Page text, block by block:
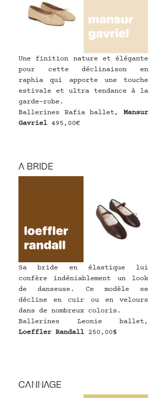
Une finition nature et élégante
pour cette déclinaison en
raphia qui apporte une touche
estivale et ultra tendance à la
garde-robe.
Ballerines Rafia ballet, Mansur
Gavriel 495,00€
A BRIDE
Sa bride en élastique lui
confère indéniablement un look
de danseuse. Ce modèle se
décline en cuir ou en velours
dans de nombreux coloris.
Loeffler Randall 250,00$
CANNAGE